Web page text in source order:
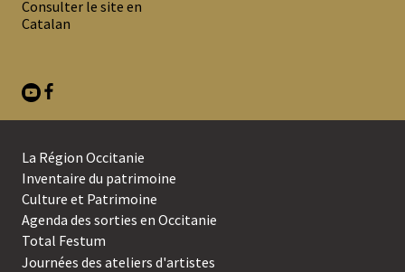
DE
Consulter le site en
Catalan
SECOND
MENU
DE
BAS
La Région Occitanie
Inventaire du patrimoine
Culture et Patrimoine
Agenda des sorties en Occitanie
Total Festum
Journées des ateliers d'artistes